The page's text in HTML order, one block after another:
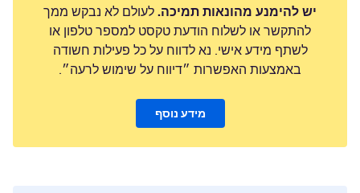
יש להימנע מהונאות תמיכה. לעולם לא נבקש ממך
להתקשר או לשלוח הודעת טקסט למספר טלפון או
לשתף מידע אישי. נא לדווח על כל פעילות חשודה
באמצעות האפשרות ״דיווח על שימוש לרעה״.
מידע נוסף